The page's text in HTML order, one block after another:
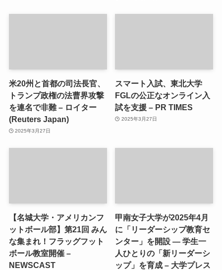
米20州と首都の司法長官、
トランプ政権の法曹界攻撃
を連名で非難 – ロイター
(Reuters Japan)
2025年3月27日
スマート入試、東北大学
FGLの公正なオンライン入
試を支援 – PR TIMES
2025年3月27日
【名城大学・アメリカンフ
ットボール部】第21回 みん
な集まれ！フラッグフット
ボール教室開催 –
NEWSCAST
甲南女子大学が2025年4月
に「リーダーシップ教育セ
ンター」を開設 ― 学生一
人ひとりの「新リーダーシ
ップ」を育成 – 大学プレス